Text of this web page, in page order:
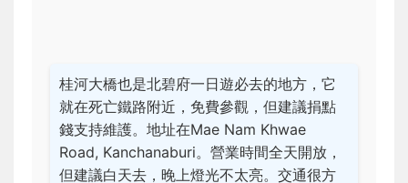
桂河大橋也是北碧府一日遊必去的地方，它
就在死亡鐵路附近，免費參觀，但建議捐點
錢支持維護。地址在Mae Nam Khwae
Road, Kanchanaburi。營業時間全天開放，
但建議白天去，晚上燈光不太亮。交通很方